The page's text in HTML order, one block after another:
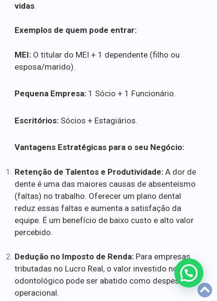
vidas.
Exemplos de quem pode entrar:
MEI: O titular do MEI + 1 dependente (filho ou
esposa/marido).
Pequena Empresa: 1 Sócio + 1 Funcionário.
Escritórios: Sócios + Estagiários.
Vantagens Estratégicas para o seu Negócio:
Retenção de Talentos e Produtividade: A dor de
dente é uma das maiores causas de absenteísmo
(faltas) no trabalho. Oferecer um plano dental
reduz essas faltas e aumenta a satisfação da
equipe. É um benefício de baixo custo e alto valor
percebido.
Dedução no Imposto de Renda: Para empresas
tributadas no Lucro Real, o valor investido no plano
odontológico pode ser abatido como despesa
operacional.